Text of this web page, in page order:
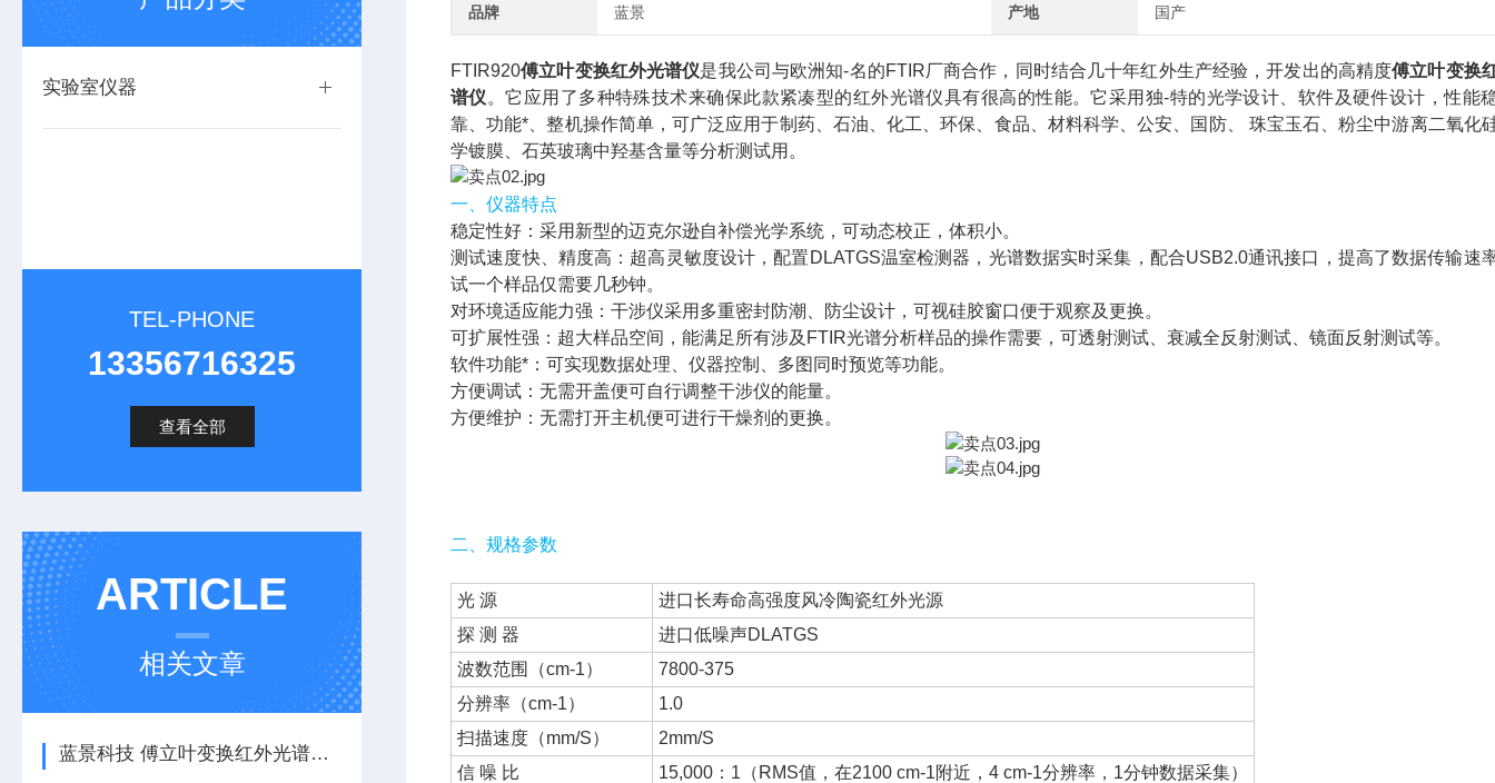
实验室仪器
TEL-PHONE
13356716325
查看全部
ARTICLE
相关文章
蓝景科技 傅立叶变换红外光谱仪：稳定可靠，FTIR920 值得信赖
品牌 蓝景 产地 国产
FTIR920傅立叶变换红外光谱仪是我公司与欧洲知-名的FTIR厂商合作，同时结合几十年红外生产经验，开发出的高精度傅立叶变换
谱仪 。它应用了多种特殊技术来确保此款紧凑型的红外光谱仪具有很高的性能。它采用独-特的光学设计、软件及硬件设计，性能
靠、功能*、整机操作简单，可广泛应用于制药、石油、化工、环保、食品、材料科学、公安、国防、 珠宝玉石、粉尘中游离二氧化
学镀膜、石英玻璃中羟基含量等分析测试用。
一、仪器特点
稳定性好：采用新型的迈克尔逊自补偿光学系统，可动态校正，体积小。
测试速度快、精度高：超高灵敏度设计，配置DLATGS温室检测器，光谱数据实时采集，配合USB2.0通讯接口，提高了数据传输速
试一个样品仅需要几秒钟。
对环境适应能力强：干涉仪采用多重密封防潮、防尘设计，可视硅胶窗口便于观察及更换。
可扩展性强：超大样品空间，能满足所有涉及FTIR光谱分析样品的操作需要，可透射测试、衰减全反射测试、镜面反射测试等。
软件功能*：可实现数据处理、仪器控制、多图同时预览等功能。
方便调试：无需开盖便可自行调整干涉仪的能量。
方便维护：无需打开主机便可进行干燥剂的更换。
二、规格参数
光 源
进口长寿命高强度风冷陶瓷红外光源
探 测 器
进口低噪声DLATGS
波数范围（cm-1）
7800-375
分辨率（cm-1）
1.0
扫描速度（mm/S）
2mm/S
信 噪 比
15,000：1（RMS值，在2100 cm-1附近，4 cm-1分辨率，1分钟数据采集）